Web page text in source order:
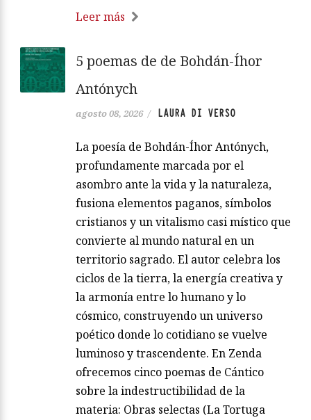
Leer más
5 poemas de de Bohdán-Íhor
Antónych
agosto 08, 2026 / LAURA DI VERSO
La poesía de Bohdán-Íhor Antónych,
profundamente marcada por el
asombro ante la vida y la naturaleza,
fusiona elementos paganos, símbolos
cristianos y un vitalismo casi místico que
convierte al mundo natural en un
territorio sagrado. El autor celebra los
ciclos de la tierra, la energía creativa y
la armonía entre lo humano y lo
cósmico, construyendo un universo
poético donde lo cotidiano se vuelve
luminoso y trascendente. En Zenda
ofrecemos cinco poemas de Cántico
sobre la indestructibilidad de la
materia: Obras selectas (La Tortuga